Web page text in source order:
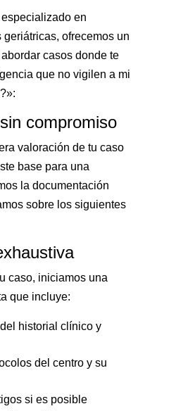
en
ofrecemos un
casos donde te
que no vigilen a mi
compromiso
valoración de tu caso
base para una
la documentación
sobre los siguientes
caso, iniciamos una
que incluye:
historial clínico y
del centro y su
si es posible